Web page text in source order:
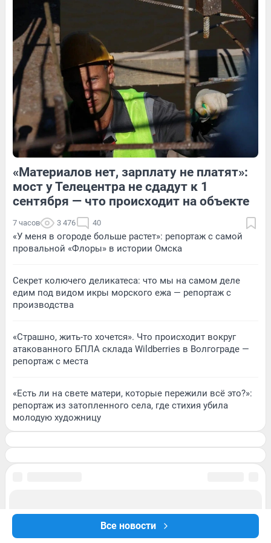
Все новости
Обсудить
5 Обсудить 1 Обсудить
Обсудить Обсудить
«Материалов нет, зарплату не платят»:
мост у Телецентра не сдадут к 1
сентября — что происходит на объекте
7 часов 3 476 40
«У меня в огороде больше растет»: репортаж с самой
провальной «Флоры» в истории Омска
Секрет колючего деликатеса: что мы на самом деле
едим под видом икры морского ежа — репортаж с
производства
«Страшно, жить-то хочется». Что происходит вокруг
атакованного БПЛА склада Wildberries в Волгограде —
репортаж с места
«Есть ли на свете матери, которые пережили всё это?»:
репортаж из затопленного села, где стихия убила
молодую художницу